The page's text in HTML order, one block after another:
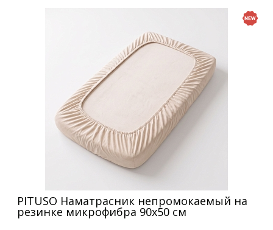
PITUSO Наматрасник непромокаемый на
резинке микрофибра 90х50 см